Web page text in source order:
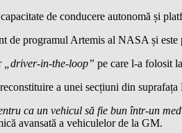
de conducere autonomă și
de programul Artemis al NASA și
„driver-in-the-loop” pe care l-a folosit
a unei secțiuni din
ca un vehicul să fie bun într-un
avansată a vehiculelor de la GM.